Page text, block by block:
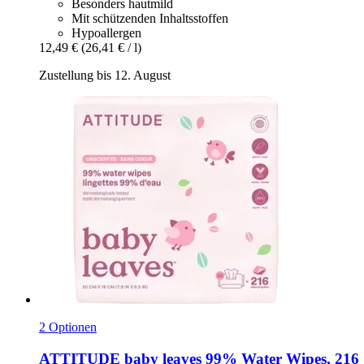
Besonders hautmild
Mit schützenden Inhaltsstoffen
Hypoallergen
12,49 € (26,41 € / l)
Zustellung bis 12. August
2 Optionen
ATTITUDE baby leaves 99% Water Wipes, 216